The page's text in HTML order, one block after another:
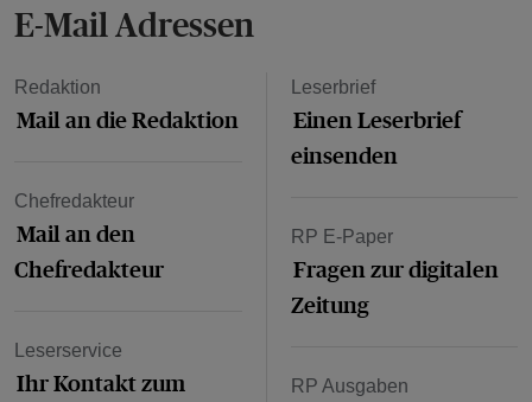
E-Mail Adressen
Redaktion
Mail an die Redaktion
Chefredakteur
Mail an den
Chefredakteur
Leserservice
Ihr Kontakt zum
Leserbrief
Einen Leserbrief
einsenden
RP E-Paper
Fragen zur digitalen
Zeitung
RP Ausgaben